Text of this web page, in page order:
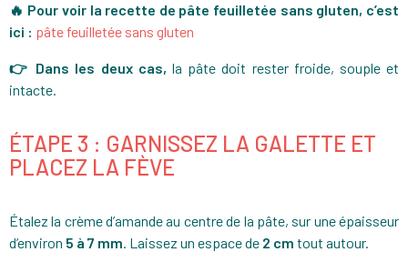
🔥 Pour voir la recette de pâte feuilletée sans gluten, c’est
ici : pâte feuilletée sans gluten
👉 Dans les deux cas, la pâte doit rester froide, souple et
intacte.
ÉTAPE 3 : GARNISSEZ LA GALETTE ET
PLACEZ LA FÈVE
Étalez la crème d’amande au centre de la pâte, sur une épaisseur
d’environ 5 à 7 mm. Laissez un espace de 2 cm tout autour.